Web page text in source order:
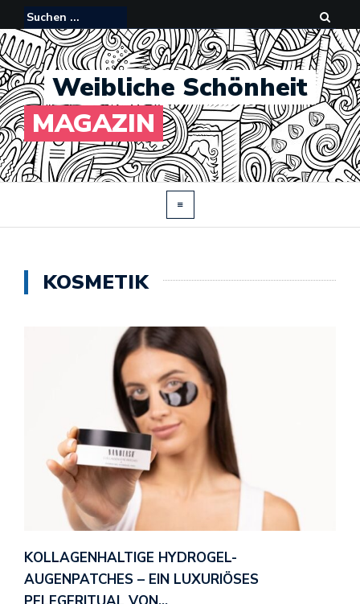
Weibliche Schönheit
MAGAZIN
KOSMETIK
KOLLAGENHALTIGE HYDROGEL-
AUGENPATCHES – EIN LUXURIÖSES